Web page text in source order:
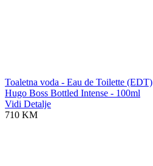
Toaletna voda - Eau de Toilette (EDT)
Hugo Boss Bottled Intense - 100ml
Vidi Detalje
710 KM